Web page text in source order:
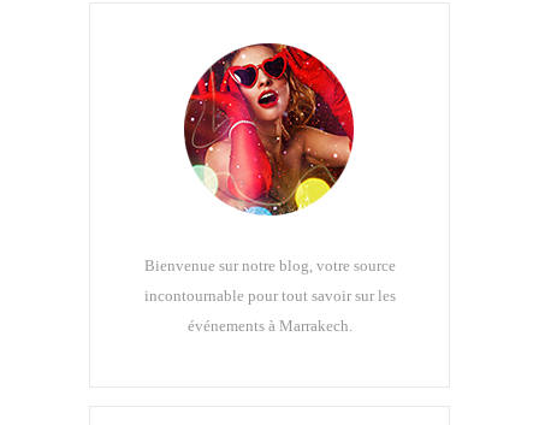
Bienvenue sur notre blog, votre source
incontournable pour tout savoir sur les
événements à Marrakech.